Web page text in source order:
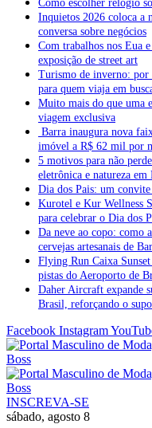
Como escolher relógio
Inquietos 2026 coloca a
conversa sobre negócios
Com trabalhos nos Eua
exposição de street art
Turismo de inverno: por
para quem viaja em
Muito mais do que uma
viagem exclusiva
Barra inaugura nova
imóvel a R$ 62 mil por
5 motivos para não
eletrônica e natureza em
Dia dos Pais: um
Kurotel e Kur Wellness
para celebrar o Dia dos
Da neve ao copo: como
cervejas artesanais de
Flying Run Caixa
pistas do Aeroporto de
Daher Aircraft expande
Brasil, reforçando o
Facebook Instagram
INSCREVA-SE
sábado, agosto 8